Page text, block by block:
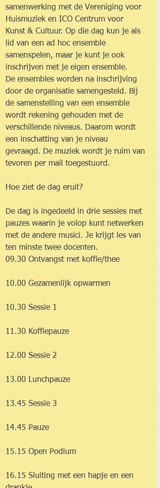
samenwerking met de Vereniging voor
Huismuziek en ICO Centrum voor
Kunst & Cultuur. Op die dag kun je als
lid van een ad hoc ensemble
samenspelen, maar je kunt je ook
inschrijven met je eigen ensemble.
De ensembles worden na inschrijving
door de organisatie samengesteld. Bij
de samenstelling van een ensemble
wordt rekening gehouden met de
verschillende niveaus. Daarom wordt
een inschatting van je niveau
gevraagd. De muziek wordt je ruim van
tevoren per mail toegestuurd.
Hoe ziet de dag eruit?
De dag is ingedeeld in drie sessies met
pauzes waarin je volop kunt netwerken
met de andere musici. Je krijgt les van
ten minste twee docenten.
09.30 Ontvangst met koffie/thee
10.00 Gezamenlijk opwarmen
10.30 Sessie 1
11.30 Koffiepauze
12.00 Sessie 2
13.00 Lunchpauze
13.45 Sessie 3
14.45 Pauze
15.15 Open Podium
16.15 Sluiting met een hapje en een